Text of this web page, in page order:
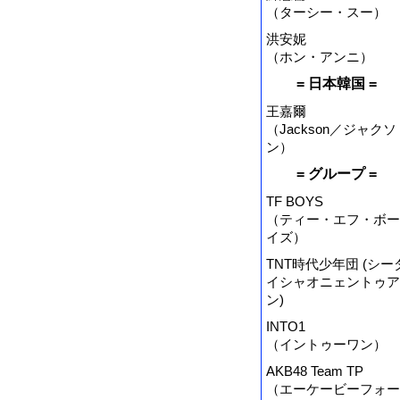
（ターシー・スー）
洪安妮
（ホン・アンニ）
= 日本韓国 =
王嘉爾
（Jackson／ジャクソ
ン）
= グループ =
TF BOYS
（ティー・エフ・ボー
イズ）
TNT時代少年団 (シー
イシャオニェントゥア
ン)
INTO1
（イントゥーワン）
AKB48 Team TP
（エーケービーフォー